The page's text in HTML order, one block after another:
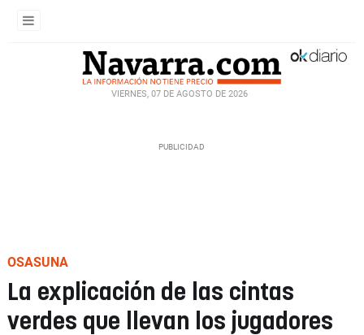
VIERNES, 07 DE AGOSTO DE 2026
OSASUNA
La explicación de las cintas
verdes que llevan los jugadores